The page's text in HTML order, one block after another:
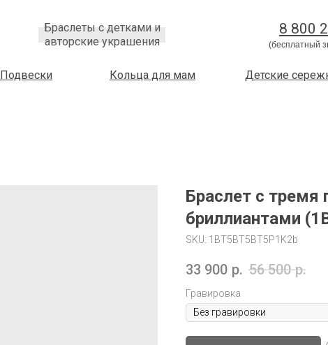
8 800
(бесплатный
Браслеты с детками и
авторские украшения
Детские
Кольца для мам
Подвески
Браслет с тремя
бриллиантами
SKU: 1BT5BT5BT5P1K2b
33 900 р. 56 500 р.
Гравировка